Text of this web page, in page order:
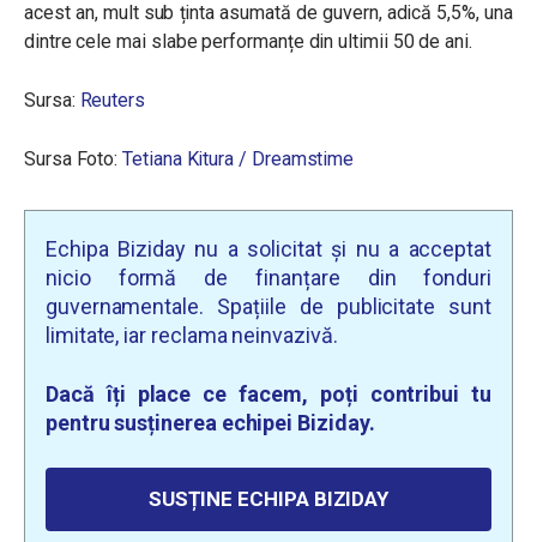
acest an, mult sub ținta asumată de guvern, adică 5,5%, una
dintre cele mai slabe performanțe din ultimii 50 de ani.
Sursa: Reuters
Sursa Foto:Tetiana Kitura / Dreamstime
Echipa Biziday nu a solicitat și nu a acceptat
nicio formă de finanțare din fonduri
guvernamentale. Spațiile de publicitate sunt
limitate, iar reclama neinvazivă.
Dacă îți place ce facem, poți contribui tu
pentru susținerea echipei Biziday.
SUSȚINE ECHIPA BIZIDAY